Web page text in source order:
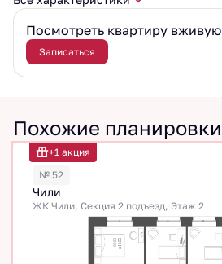
Посмотреть квартиру вживую
Записаться
Похожие планировки
+1 акция
№ 52
Чили
ЖК Чили, Секция 2 подъезд, Этаж 2